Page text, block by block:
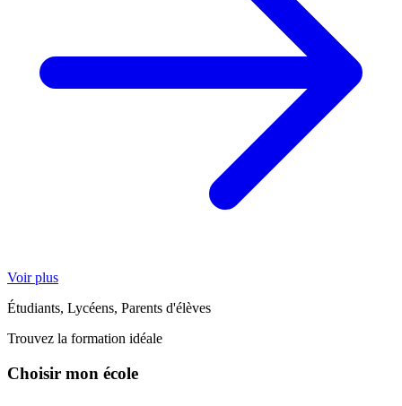
Voir plus
Étudiants, Lycéens, Parents d'élèves
Trouvez la formation idéale
Choisir mon école